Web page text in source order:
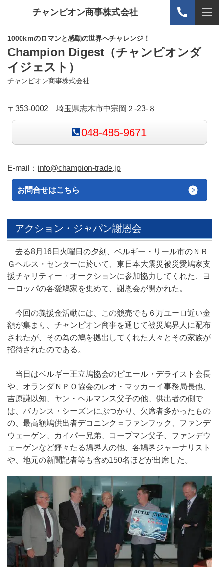
チャンピオン商事株式会社
1000kｍのロマンと感動の世界へチャレンジ！
Champion Digest （チャンピオンダ
イジェスト）
チャンピオン商事株式会社
〒353-0002 埼玉県志木市中宗岡２-23-８
048-485-9671
E-mail： info@champion-trade.jp
お問合せはこちら
アクション・ジャパン謝恩会
去る8月16日火曜日の夕刻、ベルギー・リール市のＮＲ
Ｇヘルス・センターに於いて、東日本大震災被災愛鳩家支
援チャリティー・オークションに参加協力してくれた、ヨ
ーロッパの各愛鳩家を集めて、謝恩会が開かれた。
今回の義援金活動には、この競売でも６万ユーロ近い金
額が集まり、チャンピオン商事を通じて被災鳩界人に配布
されたが、その為の鳩を拠出してくれた人々とその家族が
招待されたのである。
当日はベルギー王立鳩協会のピエール・デライスト会長
や、オランダＮＰＯ協会のレオ・マッカーイ事務局長他、
吉原謙以知、ヤン・ヘルマンス父子の他、供出者の側で
は、バカンス・シーズンにぶつかり、欠席者多かったもの
の、最高額鳩供出者デコニンク＝ファンフック、ファンデ
ウェーゲン、カイパー兄弟、コープマン父子、ファンデウ
ェーゲンなど錚々たる鳩界人の他、各鳩界ジャーナリスト
や、地元の新聞記者等も含め150名ほどが出席した。